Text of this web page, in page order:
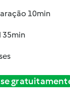
10min
35min